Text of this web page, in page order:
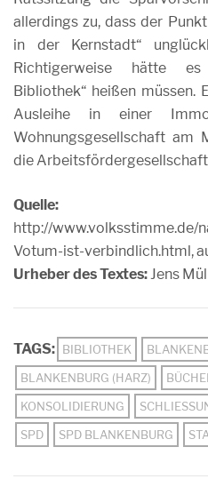
allerdings zu, dass der
in der Kernstadt“
Richtigerweise hätte es
Bibliothek“ heißen müssen.
Ausleihe in einer
Wohnungsgesellschaft am
die Arbeitsfördergesellschaft
Quelle:
http://www.volksstimme.de/
Votum-ist-verbindlich.html,
Urheber des Textes:Jens
TAGS: BIBLIOTHEK
BLANKENBURG (HARZ)
KONSOLIDIERUNG
SPD
SPD BLANKENBURG